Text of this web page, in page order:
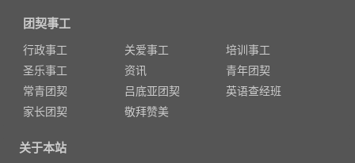
团契事工
行政事工 关爱事工
培训事工
圣乐事工
资讯
青年团契
常青团契
吕底亚团契
英语查经班
家长团契
敬拜赞美
关于本站